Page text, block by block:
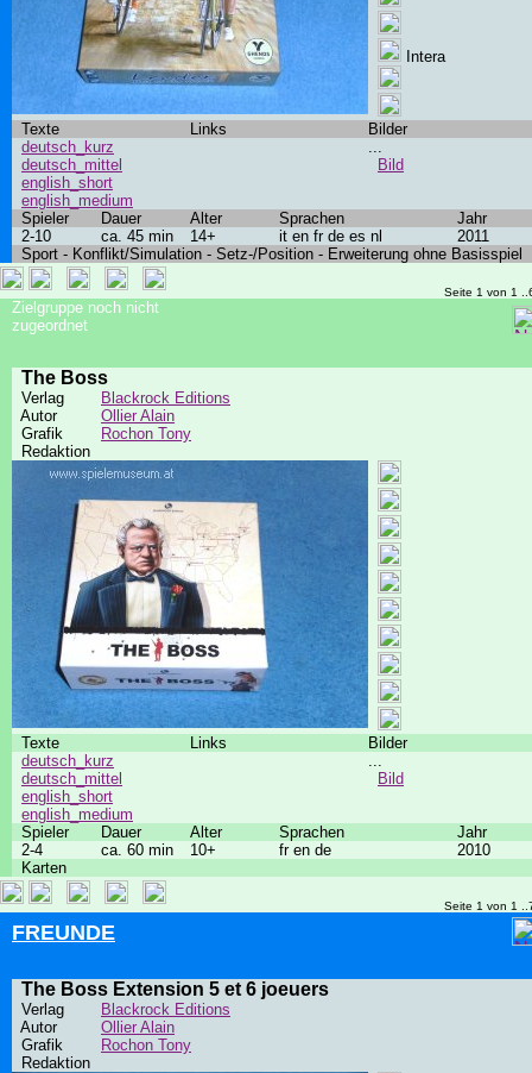
Intera
Texte Links
Bilder
deutsch_kurz
deutsch_mittel
english_short
english_medium
...
Bild
Spieler Dauer Alter Sprachen
Jahr
2-10
ca. 45 min 14+ it en fr de es nl
2011
Sport - Konflikt/Simulation - Setz-/Position - Erweiterung ohne Basisspiel
Seite 1 von 1
Zielgruppe noch nicht
zugeordnet
The Boss
Verlag
Blackrock Editions
Autor
Ollier Alain
Grafik
Rochon Tony
Redaktion
Texte Links
Bilder
deutsch_kurz
deutsch_mittel
english_short
english_medium
...
Bild
Spieler Dauer Alter Sprachen
Jahr
2-4
ca. 60 min 10+ fr en de
2010
Karten
Seite 1 von 1
FREUNDE
The Boss Extension 5 et 6 joeuers
Verlag
Blackrock Editions
Autor
Ollier Alain
Grafik
Rochon Tony
Redaktion